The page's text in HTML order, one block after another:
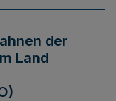
der
Land